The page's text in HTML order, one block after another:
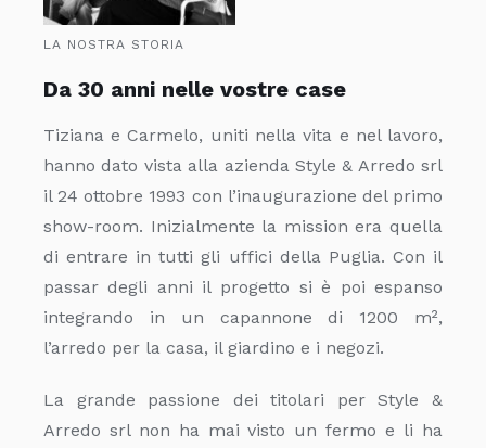
LA NOSTRA STORIA
Da 30 anni nelle vostre case
Tiziana e Carmelo, uniti nella vita e nel lavoro,
hanno dato vista alla azienda Style & Arredo srl
il 24 ottobre 1993 con l’inaugurazione del primo
show-room. Inizialmente la mission era quella
di entrare in tutti gli uffici della Puglia. Con il
passar degli anni il progetto si è poi espanso
integrando in un capannone di 1200 m²,
l’arredo per la casa, il giardino e i negozi.
La grande passione dei titolari per Style &
Arredo srl non ha mai visto un fermo e li ha